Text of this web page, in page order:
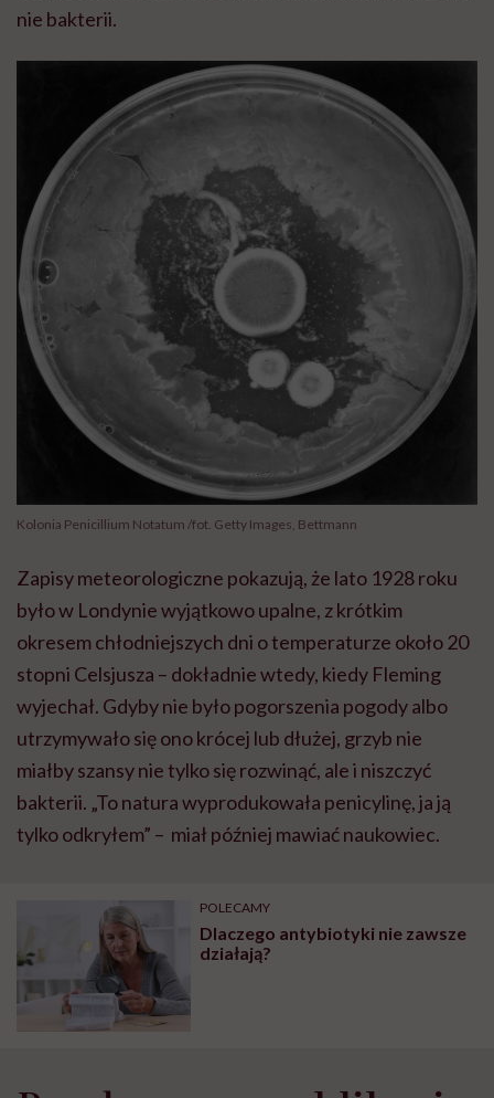
nie bakterii.
Kolonia Penicillium Notatum /fot. Getty Images, Bettmann
Zapisy meteorologiczne pokazują, że lato 1928 roku
było w Londynie wyjątkowo upalne, z krótkim
okresem chłodniejszych dni o temperaturze około 20
stopni Celsjusza – dokładnie wtedy, kiedy Fleming
wyjechał. Gdyby nie było pogorszenia pogody albo
utrzymywało się ono krócej lub dłużej, grzyb nie
miałby szansy nie tylko się rozwinąć, ale i niszczyć
bakterii. „To natura wyprodukowała penicylinę, ja ją
tylko odkryłem” – miał później mawiać naukowiec.
POLECAMY
Dlaczego antybiotyki nie zawsze
działają?